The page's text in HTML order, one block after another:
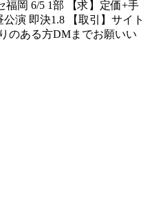
福岡 6/5 1部 【求】定価+手
演 即決1.8 【取引】サイト
のある方DMまでお願いい